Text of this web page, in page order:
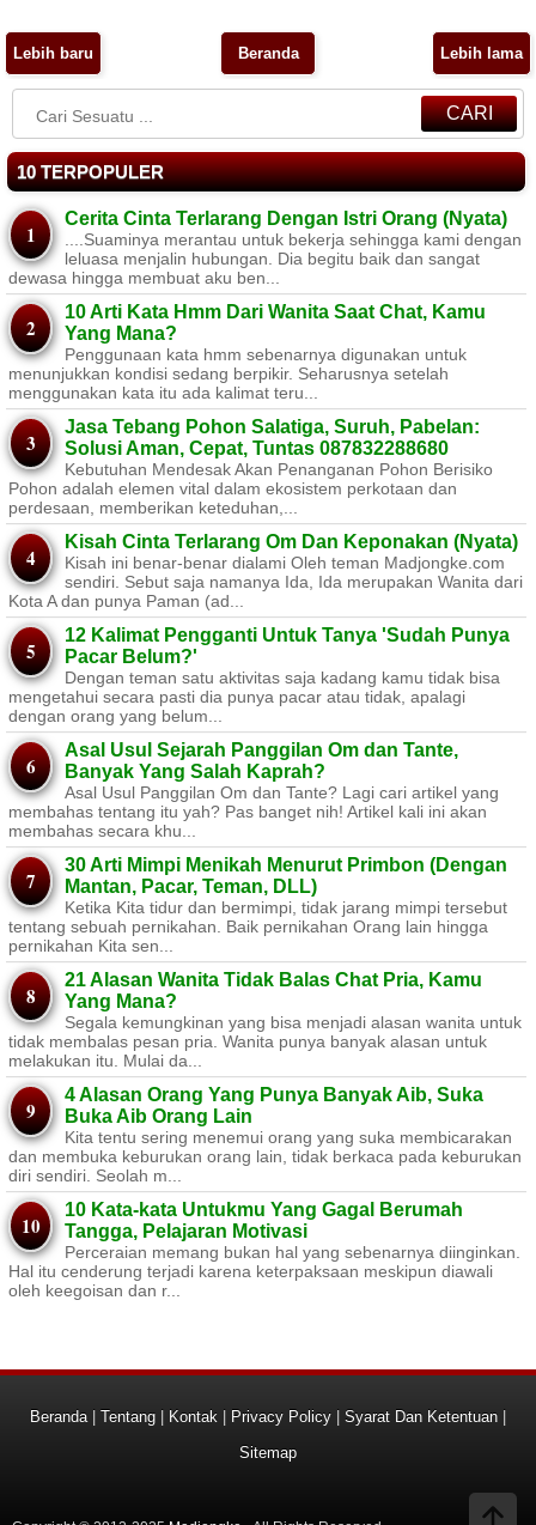
Lebih baru Lebih lama
Beranda
CARI
10 TERPOPULER
Cerita Cinta Terlarang Dengan Istri Orang (Nyata)
....Suaminya merantau untuk bekerja sehingga kami dengan
leluasa menjalin hubungan. Dia begitu baik dan sangat
dewasa hingga membuat aku ben...
10 Arti Kata Hmm Dari Wanita Saat Chat, Kamu
Yang Mana?
Penggunaan kata hmm sebenarnya digunakan untuk
menunjukkan kondisi sedang berpikir. Seharusnya setelah
menggunakan kata itu ada kalimat teru...
Jasa Tebang Pohon Salatiga, Suruh, Pabelan:
Solusi Aman, Cepat, Tuntas 087832288680
Kebutuhan Mendesak Akan Penanganan Pohon Berisiko ​
Pohon adalah elemen vital dalam ekosistem perkotaan dan
perdesaan, memberikan keteduhan,...
Kisah Cinta Terlarang Om Dan Keponakan (Nyata)
Kisah ini benar-benar dialami Oleh teman Madjongke.com
sendiri. Sebut saja namanya Ida, Ida merupakan Wanita dari
Kota A dan punya Paman (ad...
12 Kalimat Pengganti Untuk Tanya 'Sudah Punya
Pacar Belum?'
Dengan teman satu aktivitas saja kadang kamu tidak bisa
mengetahui secara pasti dia punya pacar atau tidak, apalagi
dengan orang yang belum...
Asal Usul Sejarah Panggilan Om dan Tante,
Banyak Yang Salah Kaprah?
Asal Usul Panggilan Om dan Tante? Lagi cari artikel yang
membahas tentang itu yah? Pas banget nih! Artikel kali ini akan
membahas secara khu...
30 Arti Mimpi Menikah Menurut Primbon (Dengan
Mantan, Pacar, Teman, DLL)
Ketika Kita tidur dan bermimpi, tidak jarang mimpi tersebut
tentang sebuah pernikahan. Baik pernikahan Orang lain hingga
pernikahan Kita sen...
21 Alasan Wanita Tidak Balas Chat Pria, Kamu
Yang Mana?
Segala kemungkinan yang bisa menjadi alasan wanita untuk
tidak membalas pesan pria. Wanita punya banyak alasan untuk
melakukan itu. Mulai da...
4 Alasan Orang Yang Punya Banyak Aib, Suka
Buka Aib Orang Lain
Kita tentu sering menemui orang yang suka membicarakan
dan membuka keburukan orang lain, tidak berkaca pada keburukan
diri sendiri. Seolah m...
10 Kata-kata Untukmu Yang Gagal Berumah
Tangga, Pelajaran Motivasi
Perceraian memang bukan hal yang sebenarnya diinginkan.
Hal itu cenderung terjadi karena keterpaksaan meskipun diawali
oleh keegoisan dan r...
Beranda Tentang Kontak Privacy Policy Syarat Dan Ketentuan
Sitemap